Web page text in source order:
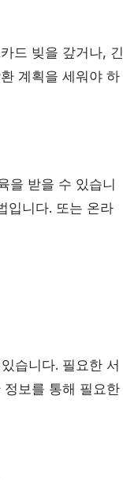
드 빚을 갚거나, 긴
계획을 세워야 하
을 받을 수 있습니
입니다. 또는 온라
습니다. 필요한 서
정보를 통해 필요한